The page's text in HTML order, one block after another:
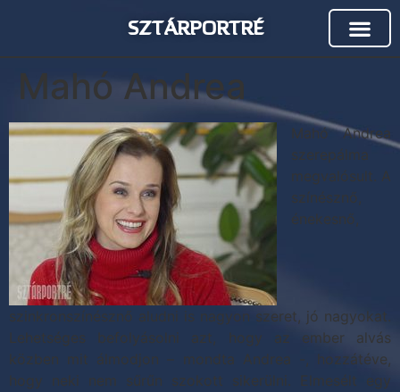
SZTÁRPORTRÉ
Mahó Andrea
Mahó Andrea
szerepálma
megvalósult. A
színésznő,
énekesnő,
szinkronszínésznő aludni is nagyon szeret, jó nagyokat.
Lehetséges befolyásolni azt, hogy az ember alvás
közben mit álmodjon – mondta Andrea -, hozzátéve,
hogy neki nem sűrűn szokott sikerülni. Elmesélt egy